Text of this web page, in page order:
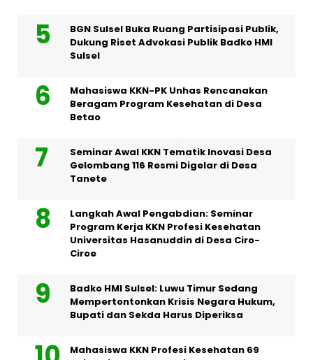
BGN Sulsel Buka Ruang Partisipasi Publik,
Dukung Riset Advokasi Publik Badko HMI
Sulsel
Mahasiswa KKN-PK Unhas Rencanakan
Beragam Program Kesehatan di Desa
Betao
Seminar Awal KKN Tematik Inovasi Desa
Gelombang 116 Resmi Digelar di Desa
Tanete
Langkah Awal Pengabdian: Seminar
Program Kerja KKN Profesi Kesehatan
Universitas Hasanuddin di Desa Ciro-
Ciroe
Badko HMI Sulsel: Luwu Timur Sedang
Mempertontonkan Krisis Negara Hukum,
Bupati dan Sekda Harus Diperiksa
Mahasiswa KKN Profesi Kesehatan 69